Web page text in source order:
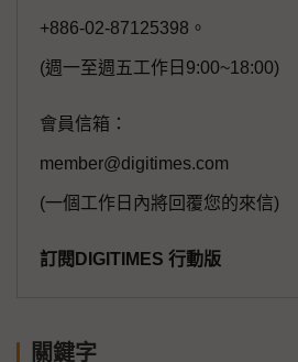
+886-02-87125398。
(週一至週五工作日9:00~18:00)
會員信箱：
member@digitimes.com
(一個工作日內將回覆您的來信)
訂閱DIGITIMES 行動版
關鍵字